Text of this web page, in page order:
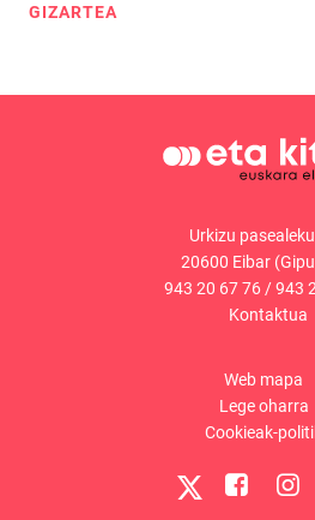
GIZARTEA
Urkizu
20600 Eibar
943 20 67 76/943
Kontaktua
Web mapa
Lege oharra
Cookieak-